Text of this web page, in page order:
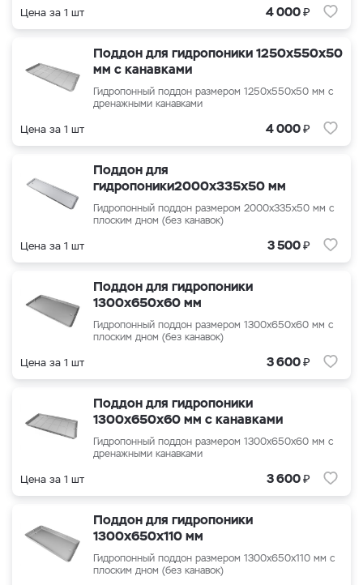
Цена за 1 шт 4 000₽
Поддон для гидропоники 1250х550х50
мм с канавками
Гидропонный поддон размером 1250х550х50 мм с
дренажными канавками
Цена за 1 шт 4 000₽
Поддон для
гидропоники2000x335x50 мм
Гидропонный поддон размером 2000x335x50 мм с
плоским дном (без канавок)
Цена за 1 шт 3 500₽
Поддон для гидропоники
1300x650x60 мм
Гидропонный поддон размером 1300x650x60 мм с
плоским дном (без канавок)
Цена за 1 шт 3 600₽
Поддон для гидропоники
1300x650x60 мм с канавками
Гидропонный поддон размером 1300x650x60 мм с
дренажными канавками
Цена за 1 шт 3 600₽
Поддон для гидропоники
1300x650x110 мм
Гидропонный поддон размером 1300x650x110 мм с
плоским дном (без канавок)